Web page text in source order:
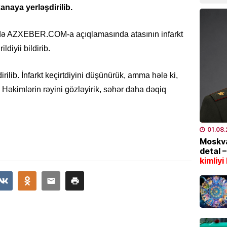
yerləşdirilib.
a açıqlamasında atasının infarkt
bildirib.
İnfarkt keçirtdiyini düşünürük, amma hələ ki,
rəyini gözləyirik, səhər daha dəqiq
Bu
daha
detal –
kimliyi